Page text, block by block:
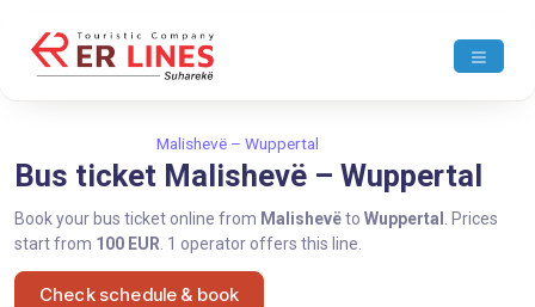
Malishevë – Wuppertal
Bus ticket Malishevë – Wuppertal
Book your bus ticket online from Malishevëto Wuppertal
. Prices
start from 100 EUR . 1 operator offers this line.
Check schedule & book